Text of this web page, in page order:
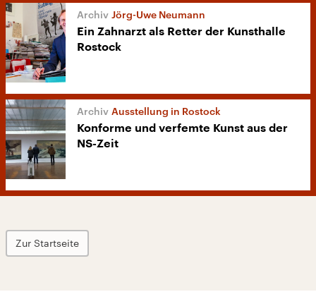
Jörg-Uwe Neumann
Ein Zahnarzt als Retter der Kunsthalle
Rostock
Ausstellung in Rostock
Konforme und verfemte Kunst aus der
NS-Zeit
Zur Startseite